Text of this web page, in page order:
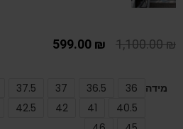
1,100.00₪
599.00 ₪
מידה 36
36.5
37
37.5
40.5
41
42
42.5